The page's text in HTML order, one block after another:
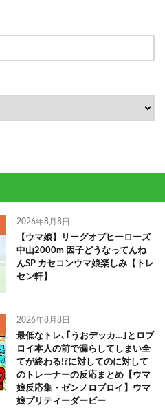
2026年8月8日
【ウマ娘】リーグオブヒーローズ
中山2000m 因子どうなってんね
んSP カセコンウマ娘楽しみ【トレ
セン軒】
2026年8月8日
最低なトレ､｢うおデッカ…｣とロブ
ロイ本人の前で漏らしてしまい全
てが終わる!?に対してのに対して
のトレーナーの反応まとめ【ウマ
娘反応集・ゼンノロブロイ】ウマ
娘プリティーダービー